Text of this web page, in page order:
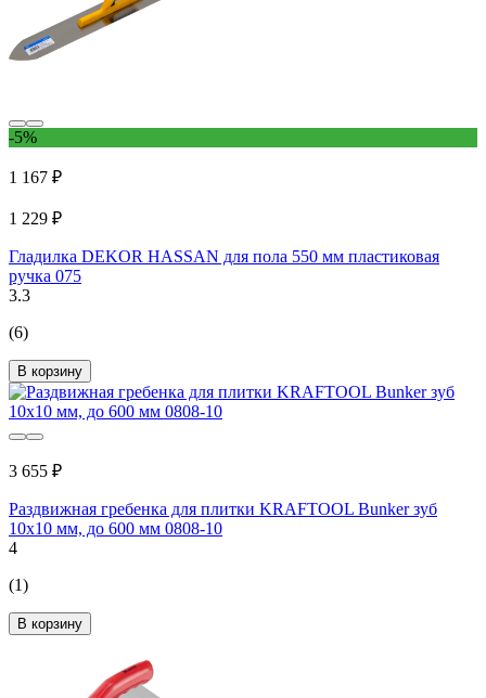
-5%
1 167 ₽
1 229 ₽
Гладилка DEKOR HASSAN для пола 550 мм пластиковая
ручка 075
3.3
(6)
В корзину
3 655 ₽
Раздвижная гребенка для плитки KRAFTOOL Bunker зуб
10x10 мм, до 600 мм 0808-10
4
(1)
В корзину